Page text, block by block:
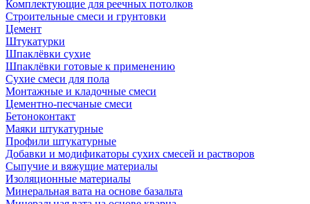
Комплектующие для реечных потолков
Строительные смеси и грунтовки
Цемент
Штукатурки
Шпаклёвки сухие
Шпаклёвки готовые к применению
Сухие смеси для пола
Монтажные и кладочные смеси
Цементно-песчаные смеси
Бетоноконтакт
Маяки штукатурные
Профили штукатурные
Добавки и модификаторы сухих смесей и растворов
Сыпучие и вяжущие материалы
Изоляционные материалы
Минеральная вата на основе базальта